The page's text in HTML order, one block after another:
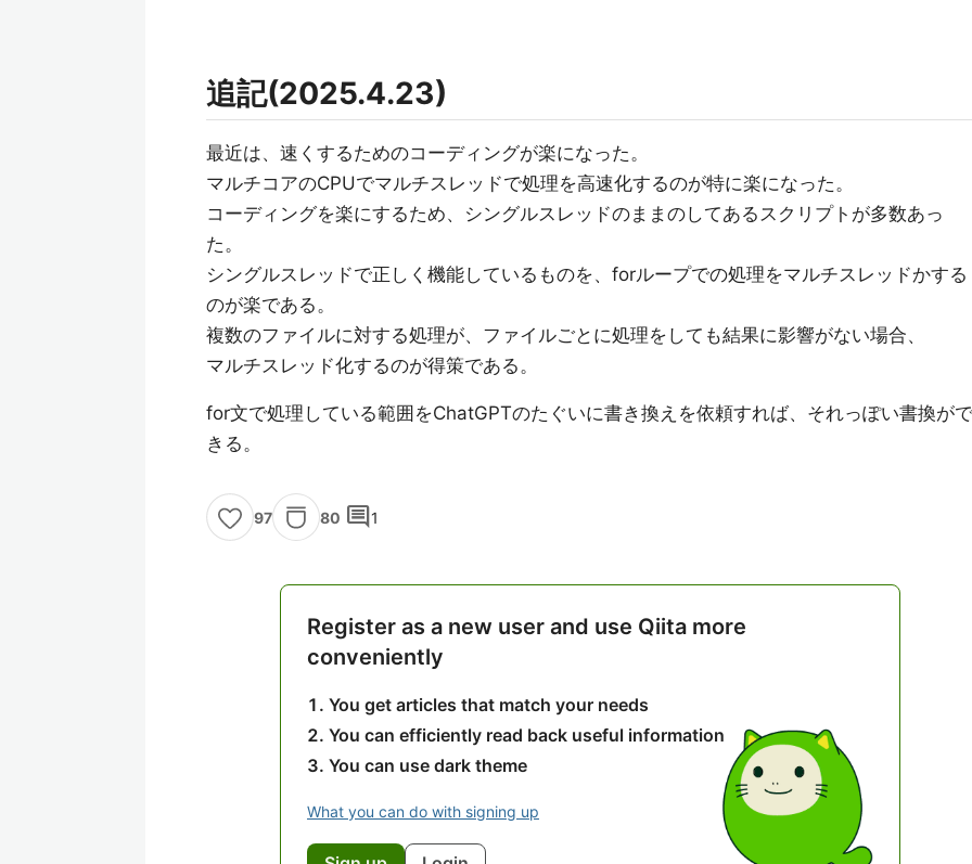
追記(2025.4.23)
最近は、速くするためのコーディングが楽になった。
マルチコアのCPUでマルチスレッドで処理を高速化するのが特に楽になった。
コーディングを楽にするため、シングルスレッドのままのしてあるスクリプトが多数あっ
た。
シングルスレッドで正しく機能しているものを、forループでの処理をマルチスレッドかする
のが楽である。
複数のファイルに対する処理が、ファイルごとに処理をしても結果に影響がない場合、
マルチスレッド化するのが得策である。
for文で処理している範囲をChatGPTのたぐいに書き換えを依頼すれば、それっぽい書換がで
きる。
97 80 comment1
Register as a new user and use Qiita more
conveniently
You get articles that match your needs
You can efficiently read back useful information
You can use dark theme
What you can do with signing up